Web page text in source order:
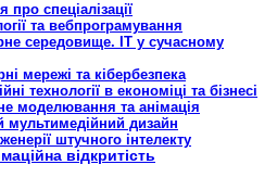
про спеціалізації
та вебпрограмування
середовище. ІТ у сучасному
мережі та кібербезпека
технології в економіці та бізнесі
моделювання та анімація
дизайн
штучного інтелекту
відкритість